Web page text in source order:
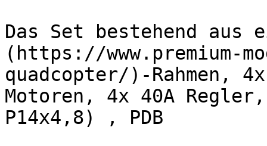
Das Set bestehend aus
(https://www.premium-
quadcopter/)-Rahmen,
Motoren, 4x 40A
P14x4,8) , PDB